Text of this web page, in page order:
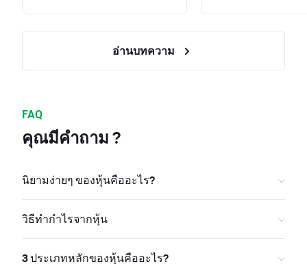
อ่านบทความ
FAQ
คุณมีคำถาม ?
นิยามง่ายๆ ของหุ้นคืออะไร?
วิธีทำกำไรจากหุ้น
3 ประเภทหลักของหุ้นคืออะไร?